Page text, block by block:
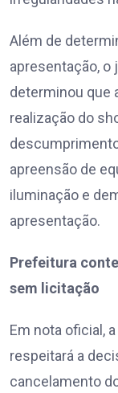
Além de
apresentação, o
determinou que
realização do
apreensão de
iluminação e
apresentação.
Prefeitura
sem licitação
Em nota oficial,
respeitará a
cancelamento